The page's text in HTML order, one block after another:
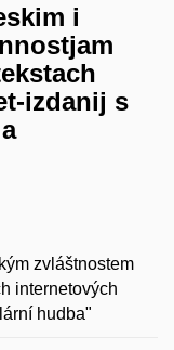
i
izdanij s
zvláštnostem
internetových
hudba"